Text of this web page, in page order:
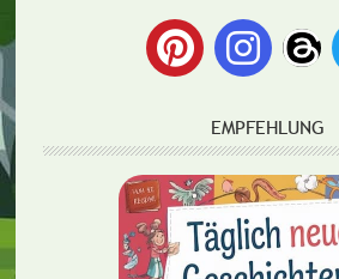
EMPFEHLUNG